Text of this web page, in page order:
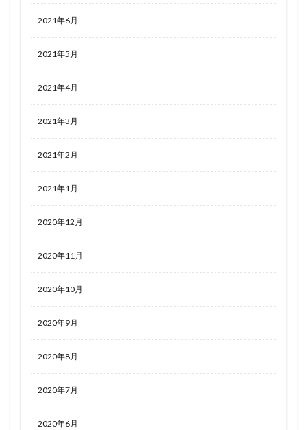
2021年6月
2021年5月
2021年4月
2021年3月
2021年2月
2021年1月
2020年12月
2020年11月
2020年10月
2020年9月
2020年8月
2020年7月
2020年6月